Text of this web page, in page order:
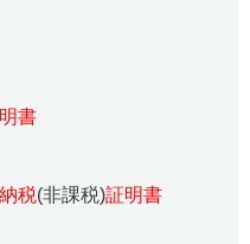
書
税(非課税)証明書